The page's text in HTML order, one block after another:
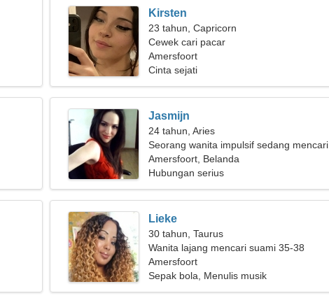
Kirsten
23 tahun, Capricorn
Cewek cari pacar
Amersfoort
Cinta sejati
Jasmijn
24 tahun, Aries
Seorang wanita impulsif sedang mencari
seorang pria
Amersfoort, Belanda
Hubungan serius
Lieke
30 tahun, Taurus
Wanita lajang mencari suami 35-38
Amersfoort
Sepak bola, Menulis musik